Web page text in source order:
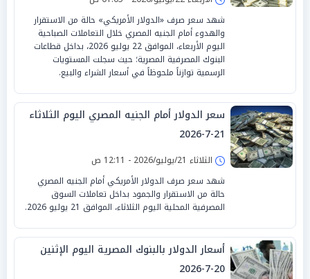
شهد سعر صرف «الدولار الأمريكي» حالة من الاستقرار
والهدوء أمام الجنيه المصري خلال التعاملات الصباحية
اليوم الأربعاء، الموافق 22 يوليو 2026، بداخل قطاعات
البنوك المصرفية المصرية؛ حيث سجلت المستويات
الرسمية توازناً ملحوظاً في أسعار الشراء والبيع.
سعر الدولار أمام الجنيه المصري اليوم الثلاثاء
21-7-2026
الثلاثاء 21/يوليو/2026 - 12:11 ص
شهد سعر صرف الدولار الأمريكي أمام الجنيه المصري
حالة من الاستقرار والجمود بداخل تعاملات السوق
المصرفية المحلية اليوم الثلاثاء، الموافق 21 يوليو 2026.
أسعار الدولار بالبنوك المصرية اليوم الإثنين
20-7-2026